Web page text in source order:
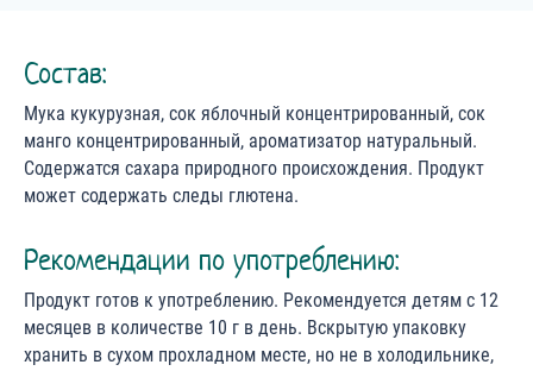
Состав:
Мука кукурузная, сок яблочный концентрированный, сок
манго концентрированный, ароматизатор натуральный.
Содержатся сахара природного происхождения. Продукт
может содержать следы глютена.
Рекомендации по употреблению:
Продукт готов к употреблению. Рекомендуется детям с 12
месяцев в количестве 10 г в день. Вскрытую упаковку
хранить в сухом прохладном месте, но не в холодильнике,